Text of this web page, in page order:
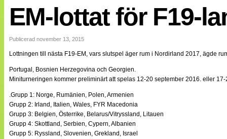
Landslaget
EM 2013
Internationellt
Bildreportage
Bloggar
Lagen
Webb-TV
Cuper
Medlemsbilder
Till klubbkassan
NÄTverket
Split vision
Om oss
EM-lottat för F19-
Publicerad november 13, 2015
Lottningen till nästa F19-EM, vars slutspel äger rum i Nordirland 2017, ägde
Portugal, Bosnien Herzegovina och Georgien.
Miniturneringen kommer preliminärt att spelas 12-20 september 2016. eller 17-
.Grupp 1: Norge, Rumänien, Polen, Armenien
Grupp 2: Irland, Italien, Wales, FYR Macedonia
Grupp 3: Belgien, Österrike, Belarus/Vitryssland, Litauen
Grupp 4: Skottland, Serbien, Cypern, Albanien
Grupp 5: Ryssland, Slovenien, Grekland, Israel